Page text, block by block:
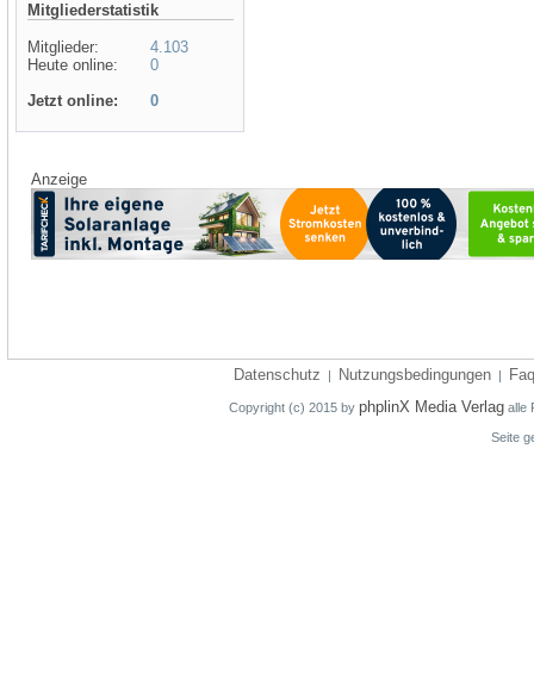
Mitgliederstatistik
Mitglieder:
Heute online:
4.103
0
Jetzt online:
0
Anzeige
Datenschutz | Nutzungsbedingungen | Faq
Copyright (c) 2015 by phplinX Media Verlag alle
Seite